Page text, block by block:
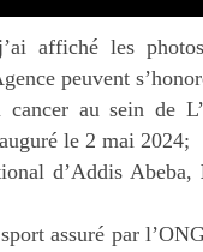
affiché les
peuvent
cancer au sein de
le 2 mai 2024;
d’Addis Abeba,
assuré par